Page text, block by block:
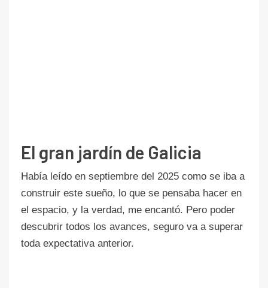
El gran jardín de Galicia
Había leído en septiembre del 2025 como se iba a
construir este sueño, lo que se pensaba hacer en
el espacio, y la verdad, me encantó. Pero poder
descubrir todos los avances, seguro va a superar
toda expectativa anterior.